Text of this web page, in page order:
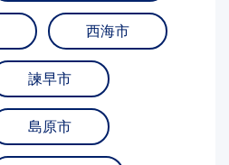
西海市
諫早市
島原市